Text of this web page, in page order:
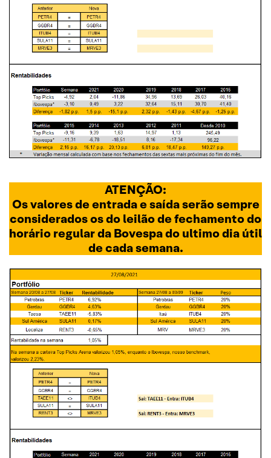
ATENÇÃO:
Os valores de entrada e saída serão sempre
considerados os do leilão de fechamento do
horário regular da Bovespa do ultimo dia útil
de cada semana.